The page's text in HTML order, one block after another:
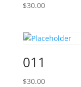
$30.00
011
$30.00